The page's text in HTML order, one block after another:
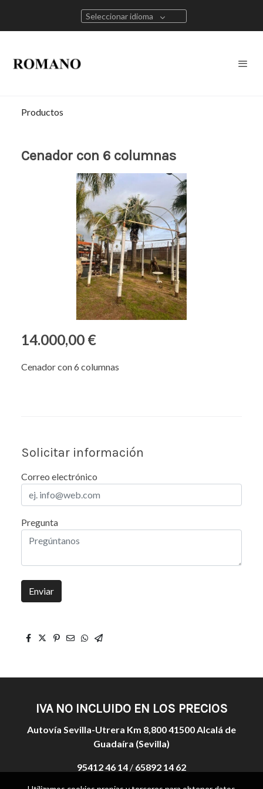
Seleccionar idioma
Productos
Cenador con 6 columnas
14.000,00 €
Cenador con 6 columnas
Solicitar información
Correo electrónico
Pregunta
Enviar
IVA NO INCLUIDO EN LOS PRECIOS
Autovía Sevilla-Utrera Km 8,800 41500 Alcalá de
Guadaíra (Sevilla)
95412 46 14 / 65892 14 62